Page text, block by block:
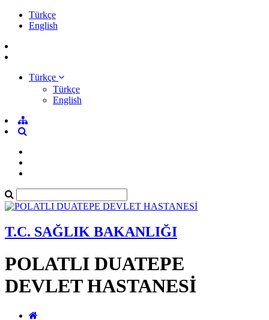
Türkçe
English
Türkçe
Türkçe
English
T.C. SAĞLIK BAKANLIĞI
POLATLI DUATEPE
DEVLET HASTANESİ